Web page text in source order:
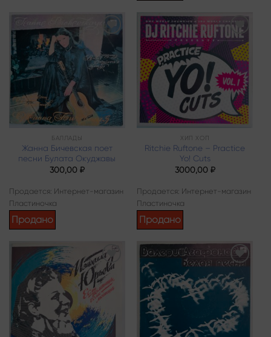
Add to
wishlist
БАЛЛАДЫ
Жанна Бичевская поет
песни Булата Окуджавы
300,00 ₽
Продается: Интернет-магазин
Пластиночка
Продано
Add to
wishlist
ХИП ХОП
Ritchie Ruftone – Practice
Yo! Cuts
3000,00 ₽
Продается: Интернет-магазин
Пластиночка
Продано
Add to
wishlist
Add to
wishlist